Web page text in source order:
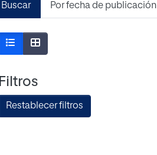
Buscar Por fecha de publicación
Filtros
Restablecer filtros